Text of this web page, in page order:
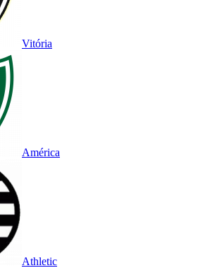
Vitória
América
Athletic